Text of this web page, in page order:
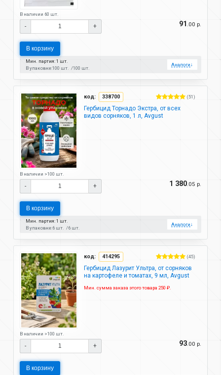
В наличии 60 шт.
- + 91 .00 р.
В корзину
Мин. партия: 1 шт.
В упаковке:100 шт. 100 шт.
Аналоги↓
код: 338700 (51)
Гербицид Торнадо Экстра, от всех
видов сорняков, 1 л, Avgust
В наличии >100 шт.
- + 1 380.05 р.
В корзину
Мин. партия: 1 шт.
В упаковке:6 шт. 6 шт.
Аналоги↓
код: 414295 (45)
Гербицид Лазурит Ультра, от сорняков
на картофеле и томатах, 9 мл, Avgust
Мин. сумма заказа этого товара 250 ₽.
В наличии >100 шт.
- + 93.00 р.
В корзину